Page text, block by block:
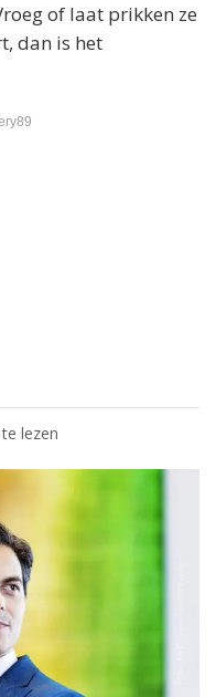
of laat prikken ze
dan is het
lezen